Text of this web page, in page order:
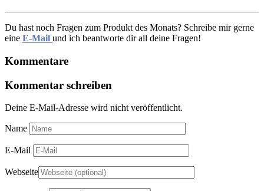
Du hast noch Fragen zum Produkt des Monats? Schreibe mir gerne
eine E-Mail und ich beantworte dir all deine Fragen!
Kommentare
Kommentar schreiben
Deine E-Mail-Adresse wird nicht veröffentlicht.
Name
E-Mail
Webseite